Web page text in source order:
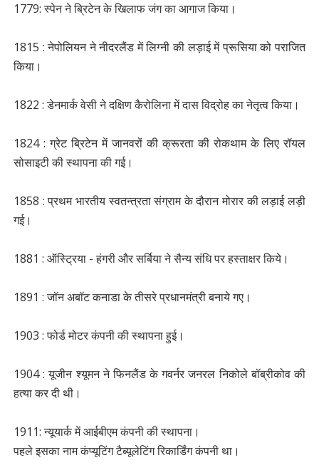
1779: स्‍पेन ने ब्रिटेन के खिलाफ जंग का आगाज किया।
1815 : नेपोलियन ने नीदरलैंड में लिग्नी की लड़ाई में प्रूसिया को पराजित
किया।
1822 : डेनमार्क वेसी ने दक्षिण कैरोलिना में दास विद्रोह का नेतृत्व किया।
1824 : ग्रेट ब्रिटेन में जानवरों की क्रूरता की रोकथाम के लिए रॉयल
सोसाइटी की स्थापना की गई।
1858 : प्रथम भारतीय स्वतन्त्रता संग्राम के दौरान मोरार की लड़ाई लड़ी
गई।
1881 : ऑस्ट्रिया - हंगरी और सर्बिया ने सैन्य संधि पर हस्ताक्षर किये।
1891 : जॉन अबॉट कनाडा के तीसरे प्रधानमंत्री बनाये गए।
1903 : फोर्ड मोटर कंपनी की स्थापना हुई।
1904 : यूजीन श्यूमन ने फिनलैंड के गवर्नर जनरल निकोले बॉब्रीकोव की
हत्या कर दी थी।
1911: न्यूयार्क में आईबीएम कंपनी की स्‍थापना।
पहले इसका नाम कंप्यूटिंग टैब्यूलेटिंग रिकार्डिंग कंपनी था।